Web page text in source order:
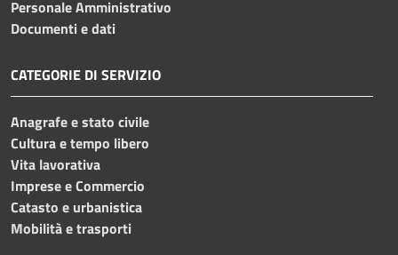
Personale Amministrativo
Documenti e dati
CATEGORIE DI SERVIZIO
Anagrafe e stato civile
Cultura e tempo libero
Vita lavorativa
Imprese e Commercio
Catasto e urbanistica
Mobilità e trasporti